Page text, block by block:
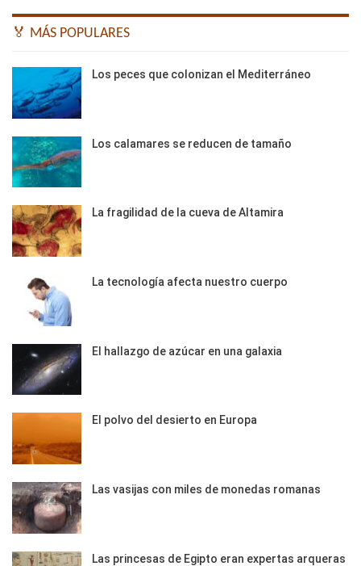
🏅 MÁS POPULARES
Los peces que colonizan el Mediterráneo
Los calamares se reducen de tamaño
La fragilidad de la cueva de Altamira
La tecnología afecta nuestro cuerpo
El hallazgo de azúcar en una galaxia
El polvo del desierto en Europa
Las vasijas con miles de monedas romanas
Las princesas de Egipto eran expertas arqueras